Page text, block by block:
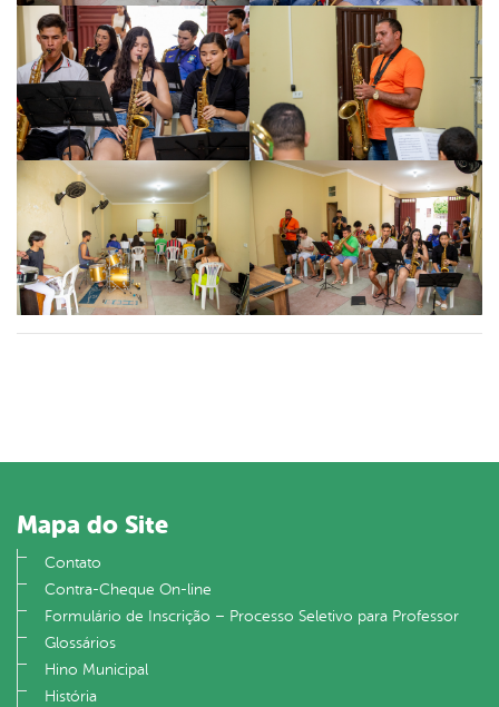
Mapa do Site
Contato
Contra-Cheque On-line
Formulário de Inscrição – Processo Seletivo para Professor
Glossários
Hino Municipal
História